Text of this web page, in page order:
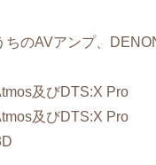
ちのAVアンプ、
及びDTS:X Pro
及びDTS:X Pro